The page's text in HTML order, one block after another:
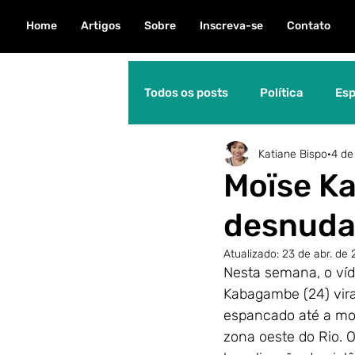
Home Artigos Sobre Inscreva-se Contato
Todos os posts Política
Natureza Direitos
Personalidade Educação
Meio Ambiente Dica Águia
Moïse
Katiane Bispo 4
Atualizado: 23 de abr. de
Nesta semana, o
Kabagambe (24)
espancado até a
zona oeste do Rio.